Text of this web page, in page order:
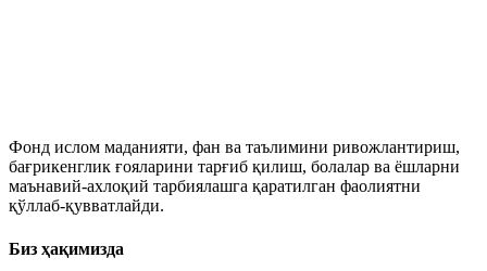
Фонд ислом маданияти, фан ва таълимини ривожлантириш,
бағрикенглик ғояларини тарғиб қилиш, болалар ва ёшларни
маънавий-ахлоқий тарбиялашга қаратилган фаолиятни
қўллаб-қувватлайди.
Биз ҳақимизда